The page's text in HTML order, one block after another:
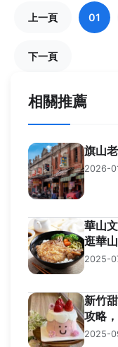
上一頁 01
下一頁
相關推薦
旗山
2026-
華山
逛華
2025-
新竹
攻略
2025-